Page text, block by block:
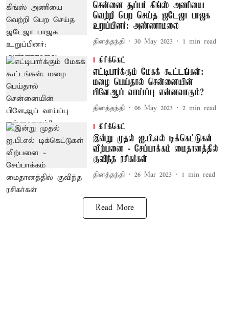
சென்னை சூப்பர் கிங்ஸ் அணியை
வெற்றி பெற செய்த ஜடேஜா பாஜக
உறுப்பினர்: அண்ணாமலை
தினத்தந்தி 30 May 2023 1 min read
கிரிக்கெட்
எட்டிபார்க்கும் மேகக் கூட்டங்கள்:
மழை பெய்தால் சென்னையின்
பிளேஆப் வாய்ப்பு என்னவாகும்?
தினத்தந்தி 06 May 2023 2 min read
கிரிக்கெட்
இன்று முதல் ஐ.பி.எல் டிக்கெட்டுகள்
விற்பனை - சேப்பாக்கம் மைதானத்தில்
குவிந்த ரசிகர்கள்
தினத்தந்தி 26 Mar 2023 1 min read
Read More